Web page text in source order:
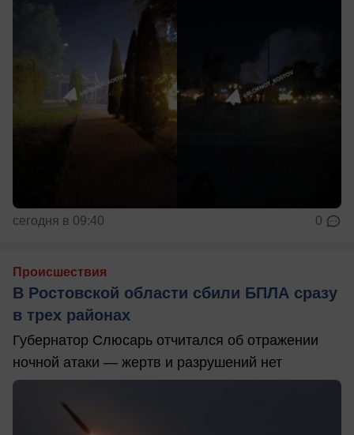
сегодня в 09:40 0
Происшествия
В Ростовской области сбили БПЛА сразу
в трех районах
Губернатор Слюсарь отчитался об отражении
ночной атаки — жертв и разрушений нет